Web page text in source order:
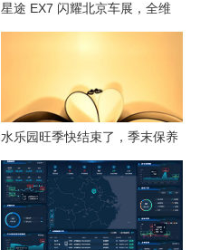
星途 EX7 闪耀北京车展，全维
水乐园旺季快结束了，季末保养
这几件事千万别省